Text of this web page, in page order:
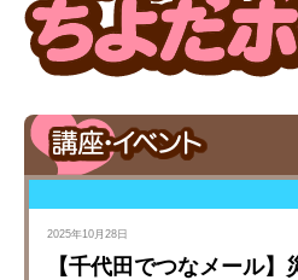
2025年10月28日
【千代田でつなメール